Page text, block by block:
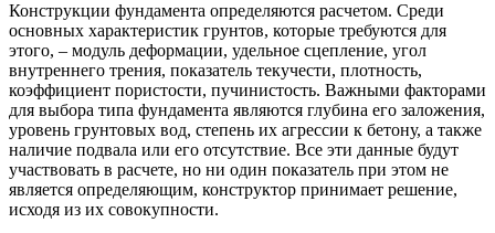
Конструкции фундамента определяются расчетом. Среди
основных характеристик грунтов, которые требуются для
этого, – модуль деформации, удельное сцепление, угол
внутреннего трения, показатель текучести, плотность,
коэффициент пористости, пучинистость. Важными факторами
для выбора типа фундамента являются глубина его заложения,
уровень грунтовых вод, степень их агрессии к бетону, а также
наличие подвала или его отсутствие. Все эти данные будут
участвовать в расчете, но ни один показатель при этом не
является определяющим, конструктор принимает решение,
исходя из их совокупности.